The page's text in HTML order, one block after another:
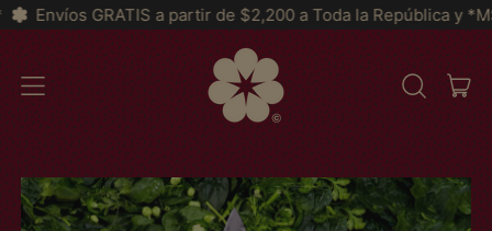
partir de $2,200 a Toda la República y *MSI a partir de $2999*
MENU
BUSCAR
EM
NOSSO
SITE